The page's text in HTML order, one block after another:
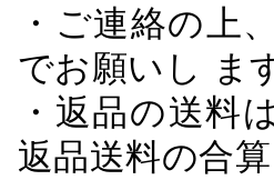
・ご連絡の上
でお願いし ま
・返品の送料
返品送料の合